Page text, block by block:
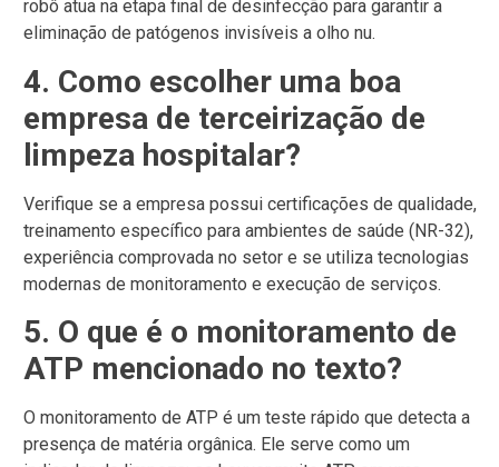
robô atua na etapa final de desinfecção para garantir a
eliminação de patógenos invisíveis a olho nu.
4. Como escolher uma boa
empresa de terceirização de
limpeza hospitalar?
Verifique se a empresa possui certificações de qualidade,
treinamento específico para ambientes de saúde (NR-32),
experiência comprovada no setor e se utiliza tecnologias
modernas de monitoramento e execução de serviços.
5. O que é o monitoramento de
ATP mencionado no texto?
O monitoramento de ATP é um teste rápido que detecta a
presença de matéria orgânica. Ele serve como um